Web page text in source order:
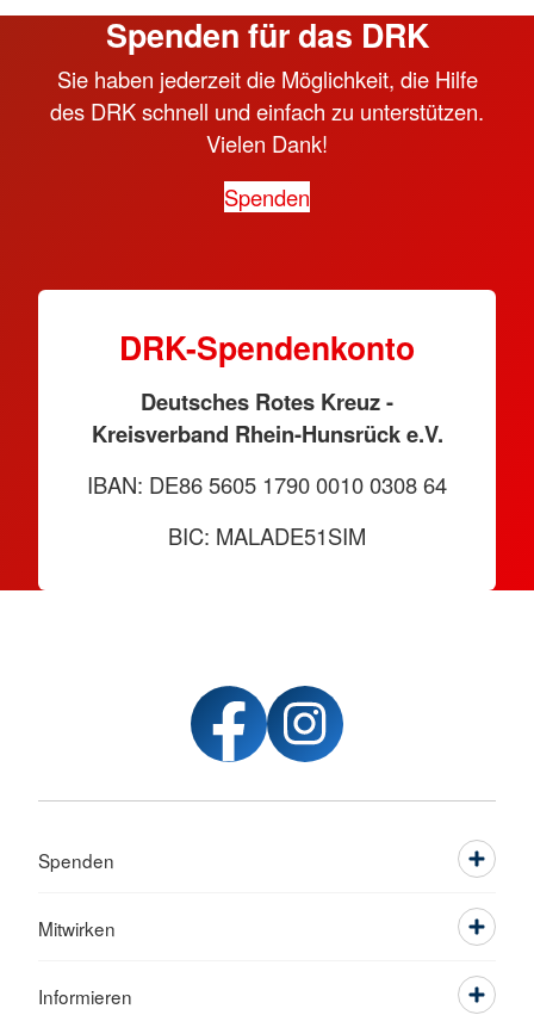
Spenden für das DRK
Sie haben jederzeit die Möglichkeit, die Hilfe
des DRK schnell und einfach zu unterstützen.
Vielen Dank!
Spenden
DRK-Spendenkonto
Deutsches Rotes Kreuz -
Kreisverband Rhein-Hunsrück e.V.
IBAN: DE86 5605 1790 0010 0308 64
BIC: MALADE51SIM
Spenden
Mitwirken
Informieren